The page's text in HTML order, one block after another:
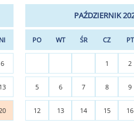
NI
6
13
20
PAŹDZIERNIK
PO WT ŚR CZ PT
1 2
5 6 7 8 9
12 13 14 15 16